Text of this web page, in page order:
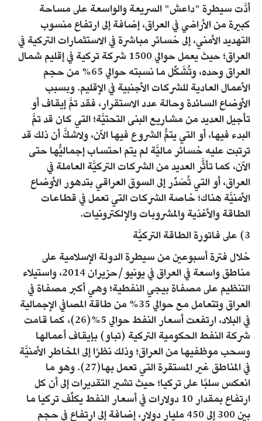
أدَّت سيطرة "داعش" السريعة والواسعة على مساحة
كبيرة من الأراضي في العراق، إضافة إلى ارتفاع منسوب
التهديد الأمني، إلى خسائر مباشرة في الاستثمارات التركية في
العراق؛ حيث يعمل حوالي 1500 شركة تركية في إقليم شمال
العراق وحده، وتُشَكِّل ما نسبته حوالي 65% من حجم
الأعمال العادية للشركات الأجنبية في الإقليم. وبسبب
الأوضاع السائدة وحالة عدد الاستقرار، فقد تمَّ إيقاف أو
تأجيل العديد من مشاريع البنى التحتيَّة؛ التي كان قد تمَّ
البدء فيها، أو التي يتمُّ الشروع فيها الآن، ولاشكَّ أن ذلك قد
ترتبت عليه خسائر ماليَّة لم يتم احتساب إجماليُّها حتى
الآن، كما تأثَّر العديد من الشركات التركيَّة العاملة في
العراق، أو التي تُصَدِّر إلى السوق العراقي بتدهور الأوضاع
الأمنيَّة هناك؛ خاصة الشركات التي تعمل في قطاعات
الطاقة والأغذية والمشروبات والإلكترونيات.
3) على فاتورة الطاقة التركيَّة
خلال فترة أسبوعين من سيطرة الدولة الإسلامية على
مناطق واسعة في العراق في يونيو/حزيران 2014، واستيلاء
التنظيم على مصفاة بيجي النفطية؛ وهي أكبر مصفاة في
العراق وتتعامل مع حوالي 35% من طاقة المصافي الإجمالية
في البلاد، ارتفعت أسعار النفط حوالي 5%(26)، كما قامت
شركة النفط الحكومية التركية (تباو) بإيقاف أعمالها
وسحب موظفيها من العراق؛ وذلك نظرًا إلى المخاطر الأمنيَّة
في المناطق غير المستقرة التي تعمل بها(27). وهو ما
انعكس سلبًا على تركيا؛ حيث تشير التقديرات إلى أن كل
ارتفاع بمقدار 10 دولارات في أسعار النفط يكلِّف تركيا ما
بين 300 إلى 450 مليار دولار، إضافة إلى ارتفاع في حجم